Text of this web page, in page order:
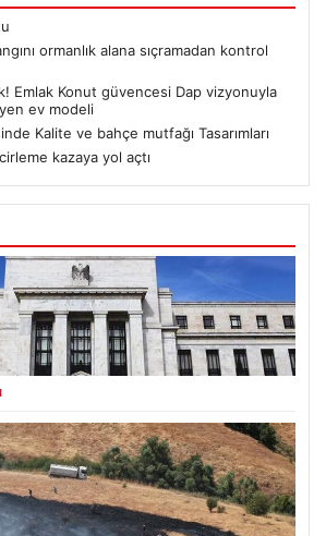
ormanlık alana sıçramadan kontrol
Emlak Konut güvencesi Dap vizyonuyla
ev modeli
Kalite ve bahçe mutfağı Tasarımları
kazaya yol açtı